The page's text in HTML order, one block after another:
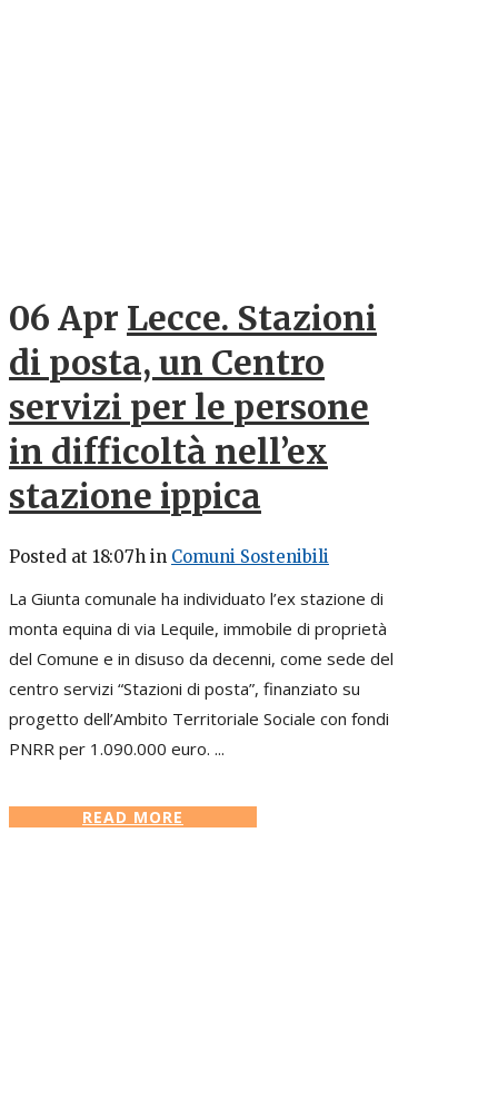
06 Apr Lecce. Stazioni
di posta, un Centro
servizi per le persone
in difficoltà nell’ex
stazione ippica
Posted at 18:07h in Comuni Sostenibili
La Giunta comunale ha individuato l’ex stazione di
monta equina di via Lequile, immobile di proprietà
del Comune e in disuso da decenni, come sede del
centro servizi “Stazioni di posta”, finanziato su
progetto dell’Ambito Territoriale Sociale con fondi
PNRR per 1.090.000 euro. ...
READ MORE